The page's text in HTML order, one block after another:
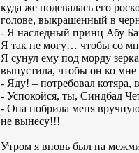
куда же подевалась его
голове, выкрашенный в
- Я наследный принц Абу
Я так не могу… чтобы со
Я сунул ему под морду
выпустила, чтобы он ко мне
- Яду! – потребовал
- Успокойся, ты, Синдбад
- Она побрила меня
не вынесу!!!
Утром я вновь был на